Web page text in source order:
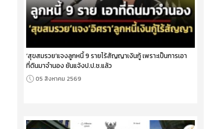
‘สุขสมรวย’แจงลูกหนี้ 9 รายไร้สัญญาเงินกู้ เพราะเป็นการเอา
ที่ดินมาจำนอง ยันแจ้งป.ป.ช.แล้ว
05 สิงหาคม 2569